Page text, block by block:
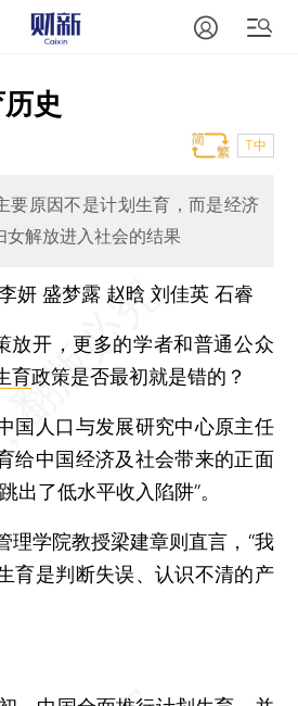
史
T中
要原因不是计划生育，而是经济
女解放进入社会的结果
妍 盛梦露 赵晗 刘佳英 石睿
放开，更多的学者和普通公众
育政策是否最初就是错的？
人口与发展研究中心原主任
给中国经济及社会带来的正面
出了低水平收入陷阱”。
学院教授梁建章则直言，“我
育是判断失误、认识不清的产